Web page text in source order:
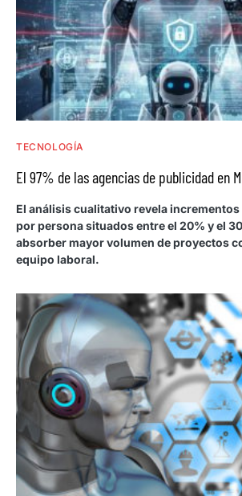
TECNOLOGÍA
El 97% de las agencias de publicidad en
El análisis cualitativo revela
por persona situados entre el 20% y el
absorber mayor volumen de proyectos
equipo laboral.